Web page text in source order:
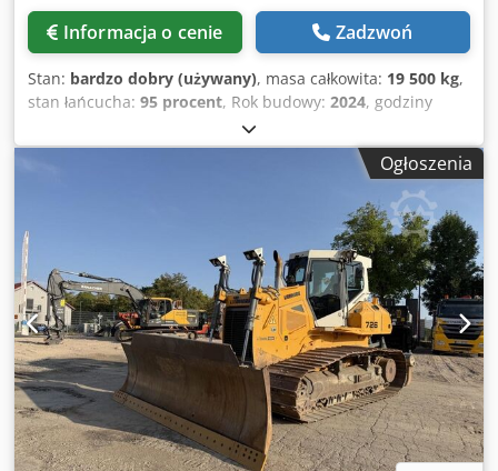
Informacja o cenie Zadzwoń
Stan: bardzo dobry (używany), masa całkowita: 19 500 kg,
stan łańcucha: 95 procent, Rok budowy: 2024, godziny
klimatyzacja
24E0 Rok produkcji: 2024 Liczba godzin pracy: 615 h
Kabina zamknięta Klimatyzacja Radio Kamera cofania Stan
podwozia: 95% Csdozr Epxspfx Aguerf Szerokość płyty
podłogowej: 850 mm Tabliczka PAT Zawór wyrównujący
Certyfikat CE/EPA Wymiary do transportu: 5,5 x 3 x 3,15 m
Masa robocza: 19,5 tony
Ogłoszenia